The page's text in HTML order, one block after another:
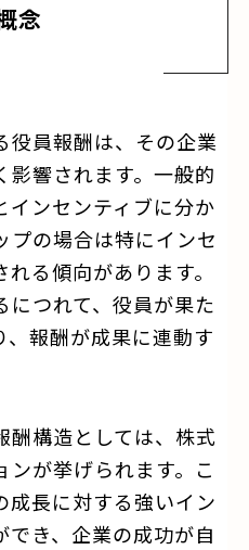
念
役員報酬は、その企業
影響されます。一般的
インセンティブに分か
プの場合は特にインセ
る傾向があります。
につれて、役員が果た
、報酬が成果に連動す
酬構造としては、株式
が挙げられます。こ
成長に対する強いイン
き、企業の成功が自